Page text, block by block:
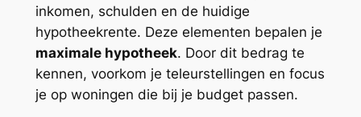
inkomen, schulden en de huidige
hypotheekrente. Deze elementen bepalen je
maximale hypotheek. Door dit bedrag te
kennen, voorkom je teleurstellingen en focus
je op woningen die bij je budget passen.